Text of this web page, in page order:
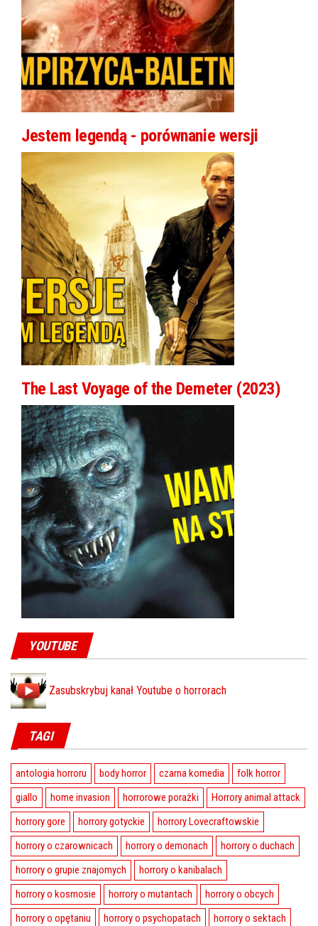
Jestem legendą - porównanie wersji
The Last Voyage of the Demeter (2023)
YOUTUBE
Zasubskrybuj kanał Youtube o horrorach
TAGI
antologia horroru body horror czarna komedia
folk horror
giallo
home invasion horrorowe porażki
Horrory animal attack
horrory gore
horrory gotyckie
horrory Lovecraftowskie
horrory o czarownicach
horrory o demonach
horrory o duchach
horrory o grupie znajomych
horrory o kanibalach
horrory o kosmosie
horrory o mutantach
horrory o obcych
horrory o opętaniu
horrory o psychopatach
horrory o sektach